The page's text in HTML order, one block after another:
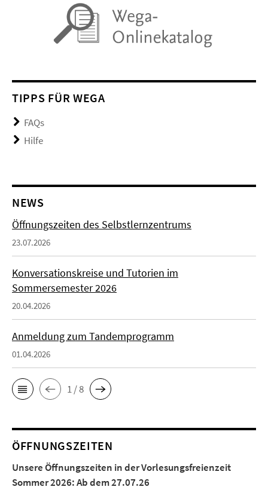
TIPPS FÜR WEGA
FAQs
Hilfe
NEWS
Öffnungszeiten des Selbstlernzentrums
23.07.2026
Konversationskreise und Tutorien im
Sommersemester 2026
20.04.2026
Anmeldung zum Tandemprogramm
01.04.2026
1 / 8
ÖFFNUNGSZEITEN
Unsere Öffnungszeiten in der Vorlesungsfreienzeit
Sommer 2026:Ab dem 27.07.26